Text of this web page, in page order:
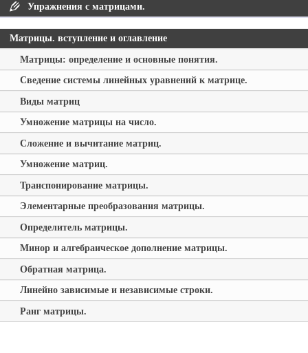
Упражнения с матрицами.
Матрицы. вступление и оглавление
Матрицы: определение и основные понятия.
Сведение системы линейных уравнений к матрице.
Виды матриц
Умножение матрицы на число.
Сложение и вычитание матриц.
Умножение матриц.
Транспонирование матрицы.
Элементарные преобразования матрицы.
Определитель матрицы.
Минор и алгебраическое дополнение матрицы.
Обратная матрица.
Линейно зависимые и независимые строки.
Ранг матрицы.